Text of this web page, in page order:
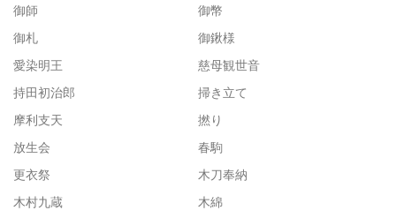
御師
御幣
御札
御鍬様
愛染明王
慈母観世音
持田初治郎
掃き立て
摩利支天
撚り
放生会
春駒
更衣祭
木刀奉納
木村九蔵
木綿